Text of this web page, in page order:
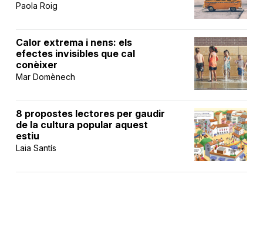
Paola Roig
Calor extrema i nens: els
efectes invisibles que cal
conèixer
Mar Domènech
8 propostes lectores per gaudir
de la cultura popular aquest
estiu
Laia Santís